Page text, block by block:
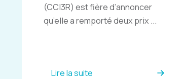
(CCI3R) est fière d’annoncer
qu’elle a remporté deux prix ...
Lire la suite